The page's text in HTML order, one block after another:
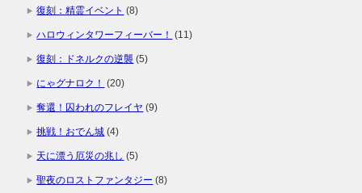
復刻：精霊イベント (8)
ハロウィンタワーフィーバー！ (11)
復刻：ドネルクの逆襲 (5)
にゃグナロク！ (20)
奪還！囚われのフレイヤ (9)
挑戦！おでん城 (4)
天に漂う厄災の兆し (5)
聖夜のロストファンタジー (8)